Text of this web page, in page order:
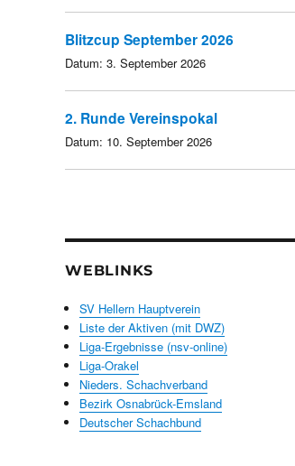
Blitzcup September 2026
Datum: 3. September 2026
2. Runde Vereinspokal
Datum: 10. September 2026
WEBLINKS
SV Hellern Hauptverein
Liste der Aktiven (mit DWZ)
Liga-Ergebnisse (nsv-online)
Liga-Orakel
Nieders. Schachverband
Bezirk Osnabrück-Emsland
Deutscher Schachbund